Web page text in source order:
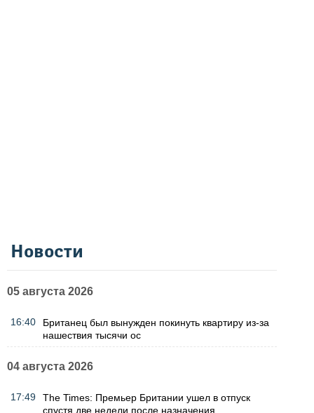
Новости
05 августа 2026
16:40
Британец был вынужден покинуть квартиру из-за
нашествия тысячи ос
04 августа 2026
17:49
The Times: Премьер Британии ушел в отпуск
спустя две недели после назначения